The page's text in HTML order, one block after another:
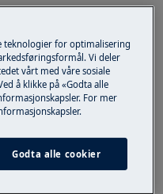
teknologier for optimalisering
Vi deler
vårt med våre sosiale
å klikke på «Godta alle
For mer
Godta alle cookier